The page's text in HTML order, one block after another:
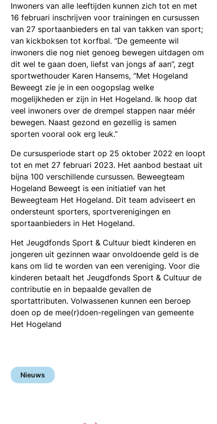
Inwoners van alle leeftijden kunnen zich tot en met
16 februari inschrijven voor trainingen en cursussen
van 27 sportaanbieders en tal van takken van sport;
van kickboksen tot korfbal. “De gemeente wil
inwoners die nog niet genoeg bewegen uitdagen om
dit wel te gaan doen, liefst van jongs af aan”, zegt
sportwethouder Karen Hansems, “Met Hogeland
Beweegt zie je in een oogopslag welke
mogelijkheden er zijn in Het Hogeland. Ik hoop dat
veel inwoners over de drempel stappen naar méér
bewegen. Naast gezond en gezellig is samen
sporten vooral ook erg leuk.”
De cursusperiode start op 25 oktober 2022 en loopt
tot en met 27 februari 2023. Het aanbod bestaat uit
bijna 100 verschillende cursussen. Beweegteam
Hogeland Beweegt is een initiatief van het
Beweegteam Het Hogeland. Dit team adviseert en
ondersteunt sporters, sportverenigingen en
sportaanbieders in Het Hogeland.
Het Jeugdfonds Sport & Cultuur biedt kinderen en
jongeren uit gezinnen waar onvoldoende geld is de
kans om lid te worden van een vereniging. Voor die
kinderen betaalt het Jeugdfonds Sport & Cultuur de
contributie en in bepaalde gevallen de
sportattributen. Volwassenen kunnen een beroep
doen op de mee(r)doen-regelingen van gemeente
Het Hogeland
Nieuws